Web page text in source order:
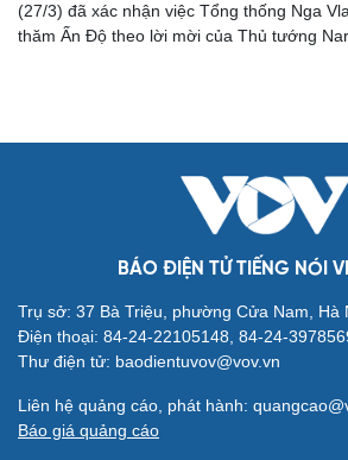
(27/3) đã xác nhận việc Tổng thống Nga
thăm Ấn Độ theo lời mời của Thủ tướng
BÁO ĐIỆN TỬ TIẾNG NÓI
Trụ sở: 37 Bà Triệu, phường Cửa Nam, Hà
Điện thoại: 84-24-22105148, 84-24-
Thư điện tử: baodientuvov@vov.vn
Liên hệ quảng cáo, phát hành:
Báo giá quảng cáo